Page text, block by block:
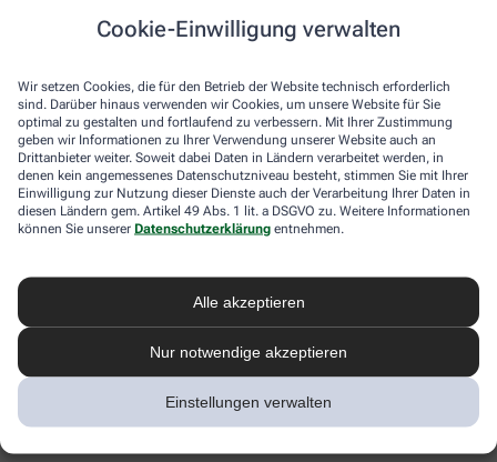
Cookie-Einwilligung verwalten
Wir setzen Cookies, die für den Betrieb der Website technisch erforderlich
sind. Darüber hinaus verwenden wir Cookies, um unsere Website für Sie
optimal zu gestalten und fortlaufend zu verbessern. Mit Ihrer Zustimmung
geben wir Informationen zu Ihrer Verwendung unserer Website auch an
Drittanbieter weiter. Soweit dabei Daten in Ländern verarbeitet werden, in
denen kein angemessenes Datenschutzniveau besteht, stimmen Sie mit Ihrer
Einwilligung zur Nutzung dieser Dienste auch der Verarbeitung Ihrer Daten in
diesen Ländern gem. Artikel 49 Abs. 1 lit. a DSGVO zu. Weitere Informationen
können Sie unserer Datenschutzerklärung entnehmen.
Alle akzeptieren
Nur notwendige akzeptieren
Einstellungen verwalten